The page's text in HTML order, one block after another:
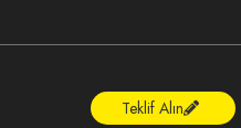
Teklif Alın